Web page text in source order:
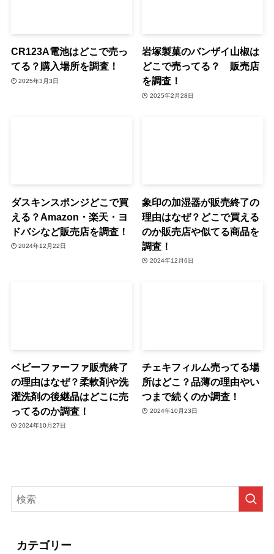
CR123A電池はどこで売っ
てる？購入場所を調査！
2025年3月3日
岩塚製菓のバンザイ山椒は
どこで売ってる？ 販売店
を調査！
2025年2月28日
ダスキンスポンジどこで買
える？Amazon・楽天・ヨ
ドバシなど販売店を調査！
2024年12月22日
象印の加湿器が販売終了の
理由はなぜ？どこで買える
のか販売店や似てる商品を
調査！
2024年12月6日
ベビーファーファ販売終了
の理由はなぜ？柔軟剤や洗
濯洗剤の後継品はどこに売
ってるのか調査！
2024年10月27日
チェキフィルム売ってる場
所はどこ？品薄の理由やい
つまで続くのか調査！
2024年10月23日
カテゴリー